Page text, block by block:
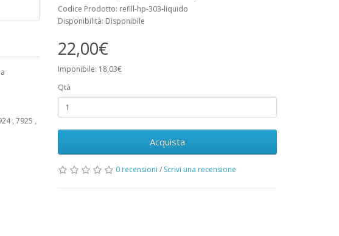
, 7925 ,
Codice Prodotto: refill-hp-303-liquido
Disponibilità: Disponibile
22,00€
Imponibile: 18,03€
Qtà
Acquista
0 recensioni / Scrivi una recensione